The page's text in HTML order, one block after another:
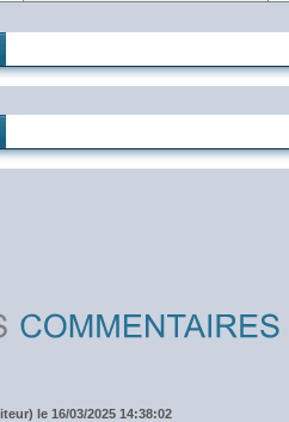
le 16/03/2025 14:38:02